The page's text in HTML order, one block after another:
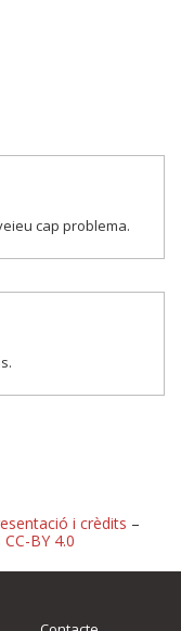
cap problema.
o
i crèdits –
BY 4.0